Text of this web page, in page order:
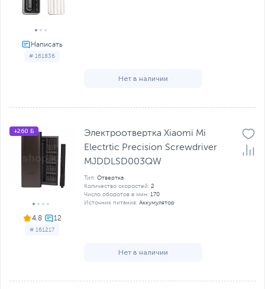
# 161836
Нет в наличии
4.8
# 161217
+260 Б
Электроотвертка Xiaomi Mi
Electrtic Precision Screwdriver
MJDDLSD003QW
Тип: Отвертка
Количество скоростей: 2
Число оборотов в мин: 170
Источник питания: Аккумулятор
Нет в наличии